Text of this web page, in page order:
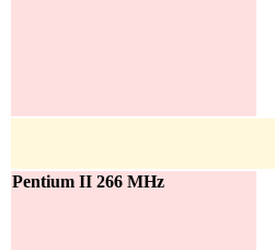
Pentium II 266 MHz